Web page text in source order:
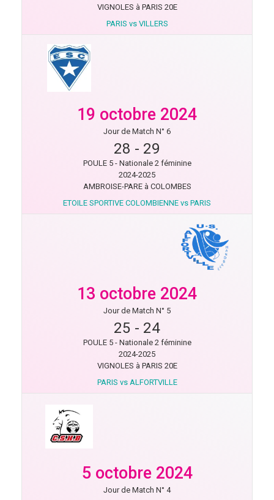
VIGNOLES à PARIS 20E
PARIS vs VILLERS
19 octobre 2024
Jour de Match N° 6
28 - 29
POULE 5 - Nationale 2 féminine
2024-2025
AMBROISE-PARE à COLOMBES
ETOILE SPORTIVE COLOMBIENNE vs PARIS
13 octobre 2024
Jour de Match N° 5
25 - 24
POULE 5 - Nationale 2 féminine
2024-2025
VIGNOLES à PARIS 20E
PARIS vs ALFORTVILLE
5 octobre 2024
Jour de Match N° 4